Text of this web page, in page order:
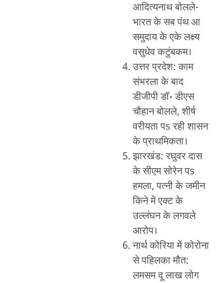
आदित्यनाथ बोलले-
भारत के सब पंथ आ
समुदाय के एके लक्ष्य
वसुधेव कटुंबकम।
उत्तर प्रदेश: काम
संभरला के बाद
डीजीपी डॉ॰ डीएस
चौहान बोलले, शीर्ष
वरीयता पs रही शासन
के प्राथमिकता।
झारखंड: रघुवर दास
के सीएम सोरेन पs
हमला, पत्नी के जमीन
किने में एक्ट के
उल्लंघन के लगवले
आरोप।
नार्थ कोरिया में कोरोना
से पहिलका मौत:
लमसम दू लाख लोग